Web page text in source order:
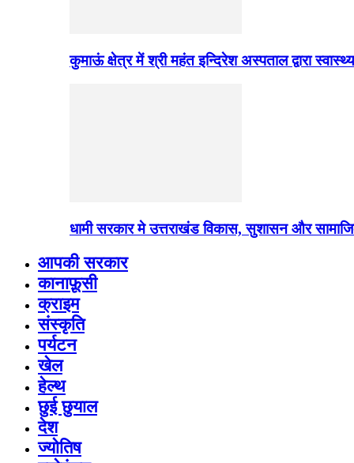
कुमाऊं क्षेत्र में श्री महंत इन्दिरेश अस्पताल द्वारा
धामी सरकार मे उत्तराखंड विकास, सुशासन और
आपकी सरकार
कानाफ़ूसी
क्राइम
संस्कृति
पर्यटन
खेल
हेल्थ
छुई छुयाल
देश
ज्योतिष